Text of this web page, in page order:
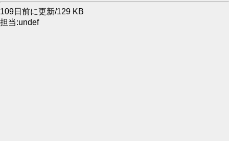
109日前に更新/129 KB
担当:undef